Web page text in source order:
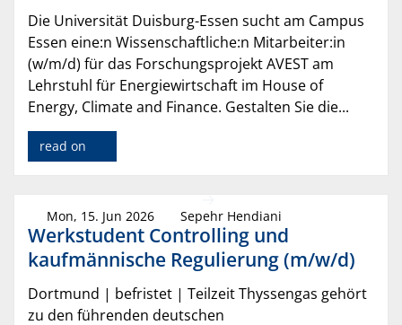
Die Universität Duisburg-Essen sucht am Campus
Essen eine:n Wissenschaftliche:n Mitarbeiter:in
(w/m/d) für das Forschungsprojekt AVEST am
Lehrstuhl für Energiewirtschaft im House of
Energy, Climate and Finance. Gestalten Sie die...
read on
Mon, 15. Jun 2026 Sepehr Hendiani
Werkstudent Controlling und
kaufmännische Regulierung (m/w/d)
Dortmund | befristet | Teilzeit Thyssengas gehört
zu den führenden deutschen